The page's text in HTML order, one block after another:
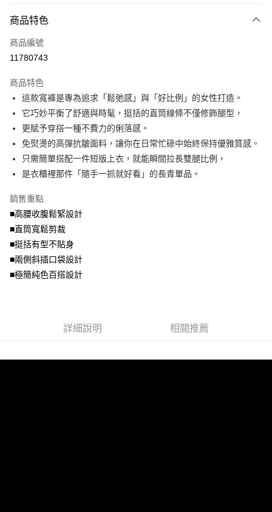
【大哥付你分期使用說明】
2.付款方式選擇「大哥付你分期」，訂單成立後會自動跳轉到大哥付的交易
流程，驗證手機門號後，選擇欲分期的期數、繳款截止日，確認付款後即完
3.實際核准額度、可分期數及費用金額請依後續交易確認頁面所載為準。
4.訂單成立30分鐘內，如未前往確認交易或遇審核未通過，訂單將自動取
消。如遇「轉專審核」未通過狀況，表示未達大哥付你分期系統評分，恕無
法說明評估內容。
1.分期款項不併入電信帳單，「大哥付你分期」於每月結算日後寄送繳費提
醒簡訊。
2.透過簡訊連結打開帳單後，可選擇「超商條碼／台灣大直營門市／銀行轉
帳／街口支付／iPASS MONEY」等通路繳費。
1.本服務係由「台灣大哥大股份有限公司」（以下簡稱本公司）所提供，讓
用戶於交易時，得透過本服務購買商品或服務，並由商店將買賣／分期付款
買賣價金債權讓與本公司後，依約使用本公司帳單繳交帳款。
2.基於同意付款使用「大哥付你分期」之契約關係目的，商店將以您的個人
資料（包含姓名、電話或地址）提供予台灣大哥大進項蒐集、處理及利用，
3.完整用戶服務條款，請詳閱以下連結：
運送方式
全家取貨付款
每筆NT$70，滿NT$699(含以上)免運費
付款後全家取貨
7-11取貨付款
每筆NT$70，滿NT$799(含以上)免運費
付款後7-11取貨
每筆NT$70，滿NT$699(含以上)免運費
每筆NT$100，滿NT$1,000(含以上)免運費
商品特色
商品編號
11780743
商品特色
這款寬褲是專為追求「鬆弛感」與「好比例」的女性打造。
它巧妙平衡了舒適與時髦，挺括的直筒線條不僅修飾腿型，
更賦予穿搭一種不費力的俐落感。
免熨燙的高彈抗皺面料，讓你在日常忙碌中始終保持優雅質感。
只需簡單搭配一件短版上衣，就能瞬間拉長雙腿比例，
是衣櫃裡那件「隨手一抓就好看」的長青單品。
銷售重點
■高腰收腹鬆緊設計
■直筒寬鬆剪裁
■挺括有型不貼身
■兩側斜插口袋設計
■極簡純色百搭設計
詳細說明 相關推薦